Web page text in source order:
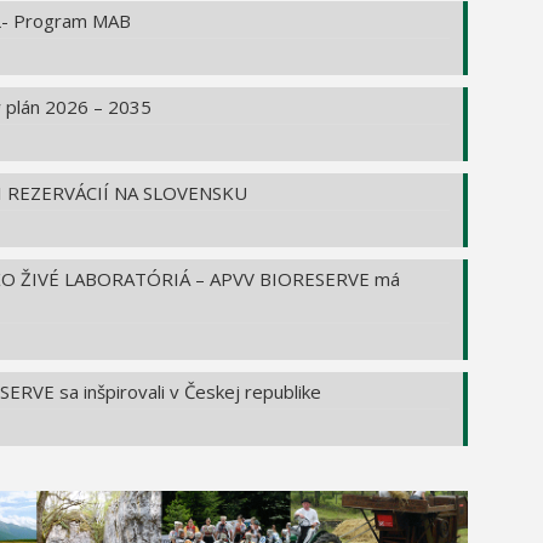
Program MAB
plán 2026 – 2035
NA SLOVENSKU
ŽIVÉ LABORATÓRIÁ – APVV BIORESERVE má
sa inšpirovali v Českej republike